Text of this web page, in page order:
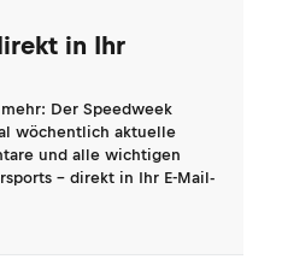
in Ihr
Der Speedweek
wöchentlich aktuelle
und alle wichtigen
- direkt in Ihr E-Mail-